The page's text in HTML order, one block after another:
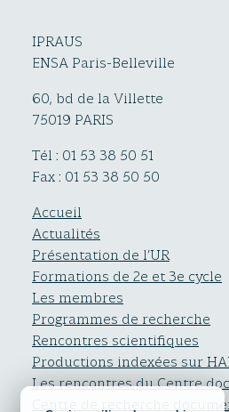
IPRAUS
ENSA Paris-Belleville
60, bd de la Villette
75019 PARIS
Tél : 01 53 38 50 51
Fax : 01 53 38 50 50
Accueil
Actualités
Présentation de l’UR
Formations de 2e et 3e cycle
Les membres
Programmes de recherche
Rencontres scientifiques
Productions indexées sur
Les rencontres du Centre
Centre de recherche